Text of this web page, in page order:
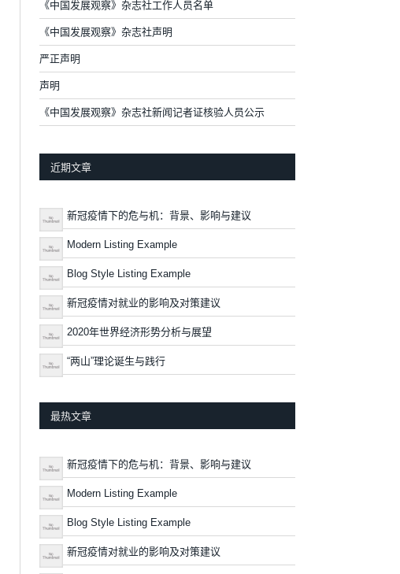
《中国发展观察》杂志社工作人员名单
《中国发展观察》杂志社声明
严正声明
声明
《中国发展观察》杂志社新闻记者证核验人员公示
近期文章
新冠疫情下的危与机：背景、影响与建议
Modern Listing Example
Blog Style Listing Example
新冠疫情对就业的影响及对策建议
2020年世界经济形势分析与展望
“两山”理论诞生与践行
最热文章
新冠疫情下的危与机：背景、影响与建议
Modern Listing Example
Blog Style Listing Example
新冠疫情对就业的影响及对策建议